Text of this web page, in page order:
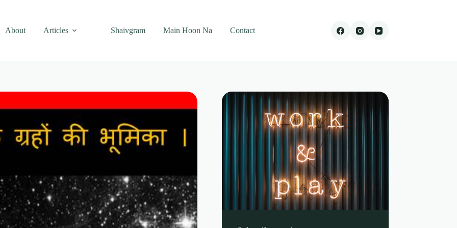
About Articles Shaivgram Main Hoon Na Contact